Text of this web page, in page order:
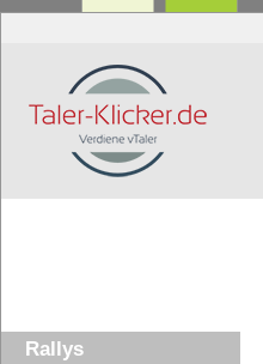
Rallys